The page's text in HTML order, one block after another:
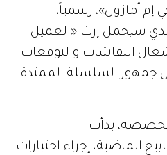
إم أمازون»، رسمياً،
الذي سيحمل إرث «العميل
النقاشات والتوقعات
جمهور السلسلة الممتدة
بدأت
الماضية، إجراء اختبارات